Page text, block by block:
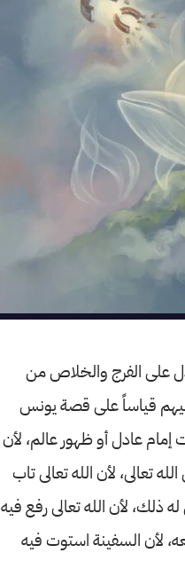
على الفرج والخلاص من
قياساً على قصة يونس
عادل أو ظهور عالم، لأن
تعالى، لأن الله تعالى تاب
ذلك، لأن الله تعالى رفع فيه
لأن السفينة استوت فيه